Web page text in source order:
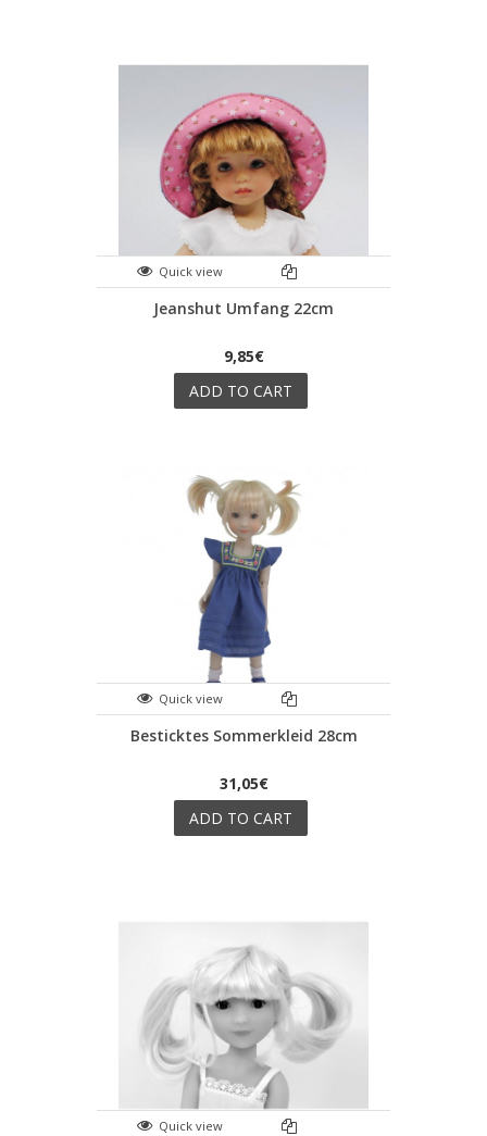
Quick view
Jeanshut Umfang 22cm
9,85€
ADD TO CART
Quick view
Besticktes Sommerkleid 28cm
31,05€
ADD TO CART
Quick view